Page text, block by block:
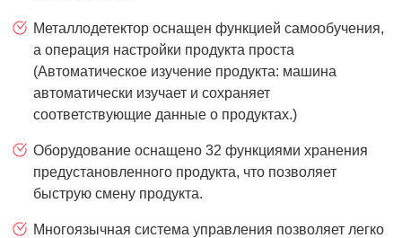
Металлодетектор оснащен функцией самообучения,
а операция настройки продукта проста
(Автоматическое изучение продукта: машина
автоматически изучает и сохраняет
соответствующие данные о продуктах.)
Оборудование оснащено 32 функциями хранения
предустановленного продукта, что позволяет
быструю смену продукта.
Многоязычная система управления позволяет легко